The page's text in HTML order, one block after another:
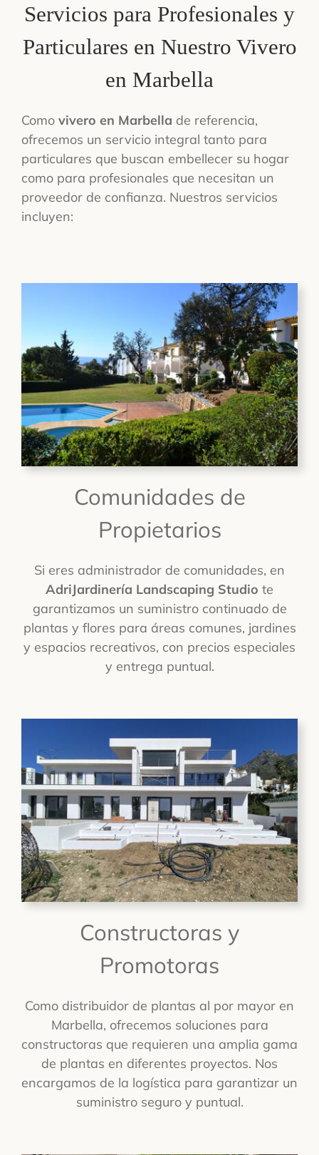
Servicios para Profesionales y
Particulares en Nuestro Vivero
en Marbella
Como vivero en Marbella de referencia,
ofrecemos un servicio integral tanto para
particulares que buscan embellecer su hogar
como para profesionales que necesitan un
proveedor de confianza. Nuestros servicios
incluyen:
Comunidades de
Propietarios
Si eres administrador de comunidades, en
AdriJardinería Landscaping Studio te
garantizamos un suministro continuado de
plantas y flores para áreas comunes, jardines
y espacios recreativos, con precios especiales
y entrega puntual.
Constructoras y
Promotoras
Como distribuidor de plantas al por mayor en
Marbella, ofrecemos soluciones para
constructoras que requieren una amplia gama
de plantas en diferentes proyectos. Nos
encargamos de la logística para garantizar un
suministro seguro y puntual.